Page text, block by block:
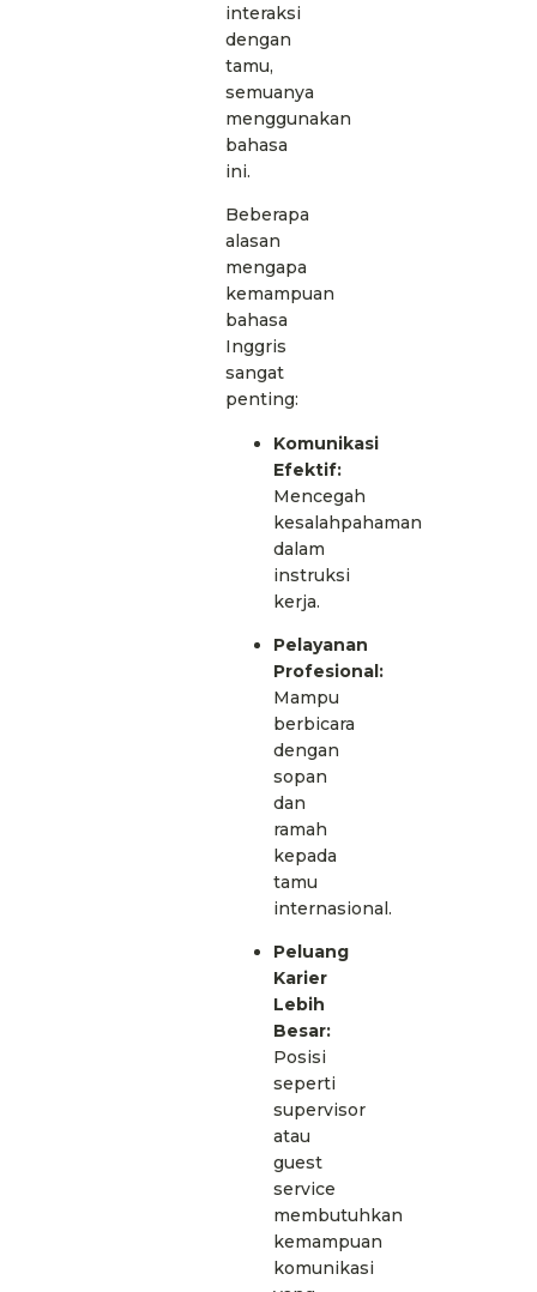
interaksi
dengan
tamu,
semuanya
menggunakan
bahasa
ini.
Beberapa
alasan
mengapa
kemampuan
bahasa
Inggris
sangat
penting:
Komunikasi
Efektif:
Mencegah
kesalahpahaman
dalam
instruksi
kerja.
Pelayanan
Profesional:
Mampu
berbicara
dengan
sopan
dan
ramah
kepada
tamu
internasional.
Peluang
Karier
Lebih
Besar:
Posisi
seperti
supervisor
atau
guest
service
membutuhkan
kemampuan
komunikasi